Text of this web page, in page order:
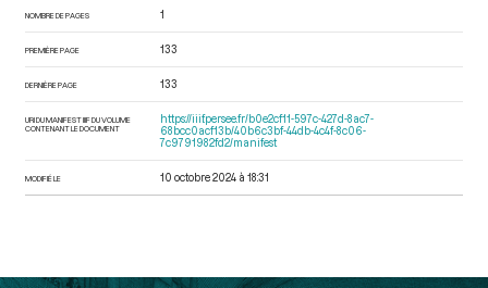
NOMBRE DE PAGES 1
PREMIÈRE PAGE 133
DERNIÈRE PAGE 133
URI DU MANIFEST IIIF DU VOLUME
CONTENANT LE DOCUMENT
https://iiif.persee.fr/b0e2cf11-597c-427d-8ac7-
68bcc0acf13b/40b6c3bf-44db-4c4f-8c06-
7c9791982fd2/manifest
MODIFIÉ LE 10 octobre 2024 à 18:31